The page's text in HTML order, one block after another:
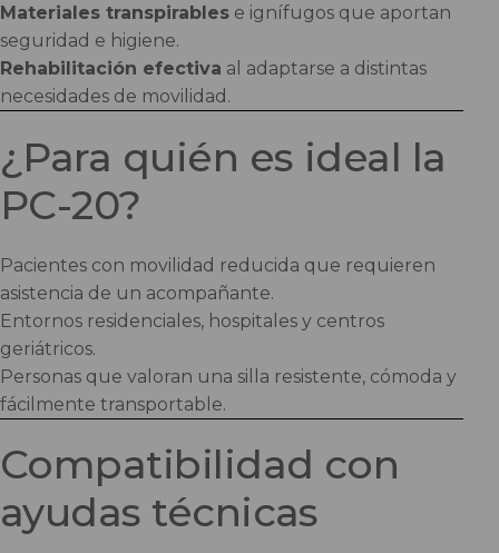
Materiales transpirables e ignífugos que aportan
seguridad e higiene.
Rehabilitación efectiva al adaptarse a distintas
necesidades de movilidad.
¿Para quién es ideal la
PC-20?
Pacientes con movilidad reducida que requieren
asistencia de un acompañante.
Entornos residenciales, hospitales y centros
geriátricos.
Personas que valoran una silla resistente, cómoda y
fácilmente transportable.
Compatibilidad con
ayudas técnicas